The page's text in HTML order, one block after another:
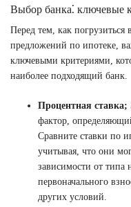
Выбор банка⁚ ключевые
Перед тем, как погрузиться
предложений по ипотеке,
ключевыми критериями,
наиболее подходящий банк.
Процентная ставка;
фактор,
Сравните ставки по
учитывая, что они
зависимости от типа
первоначального
других условий.